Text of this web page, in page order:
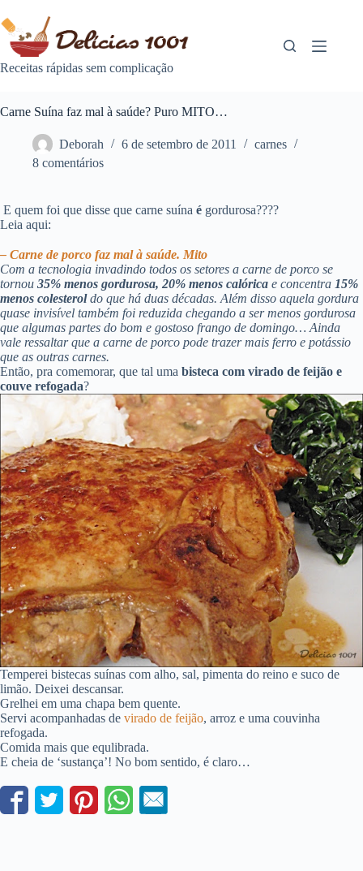
para
conteúdo
Receitas rápidas sem complicação
Carne Suína faz mal à saúde? Puro MITO…
Deborah 6 de setembro de 2011
carnes
8 comentários
E quem foi que disse que carne suína é gordurosa????
Leia aqui:
– Carne de porco faz mal à saúde. Mito
Com a tecnologia invadindo todos os setores a carne de porco se
tornou 35% menos gordurosa, 20% menos calórica e concentra 15%
menos colesteroldo que há duas décadas. Além disso aquela gordura
quase invisível também foi reduzida chegando a ser menos gordurosa
que algumas partes do bom e gostoso frango de domingo… Ainda
vale ressaltar que a carne de porco pode trazer mais ferro e potássio
que as outras carnes.
Então, pra comemorar, que tal uma bisteca com virado de feijão e
couve refogada?
Temperei bistecas suínas com alho, sal, pimenta do reino e suco de
limão. Deixei descansar.
Grelhei em uma chapa bem quente.
Servi acompanhadas de virado de feijão, arroz e uma couvinha
refogada.
Comida mais que equlibrada.
E cheia de ‘sustança’! No bom sentido, é claro…